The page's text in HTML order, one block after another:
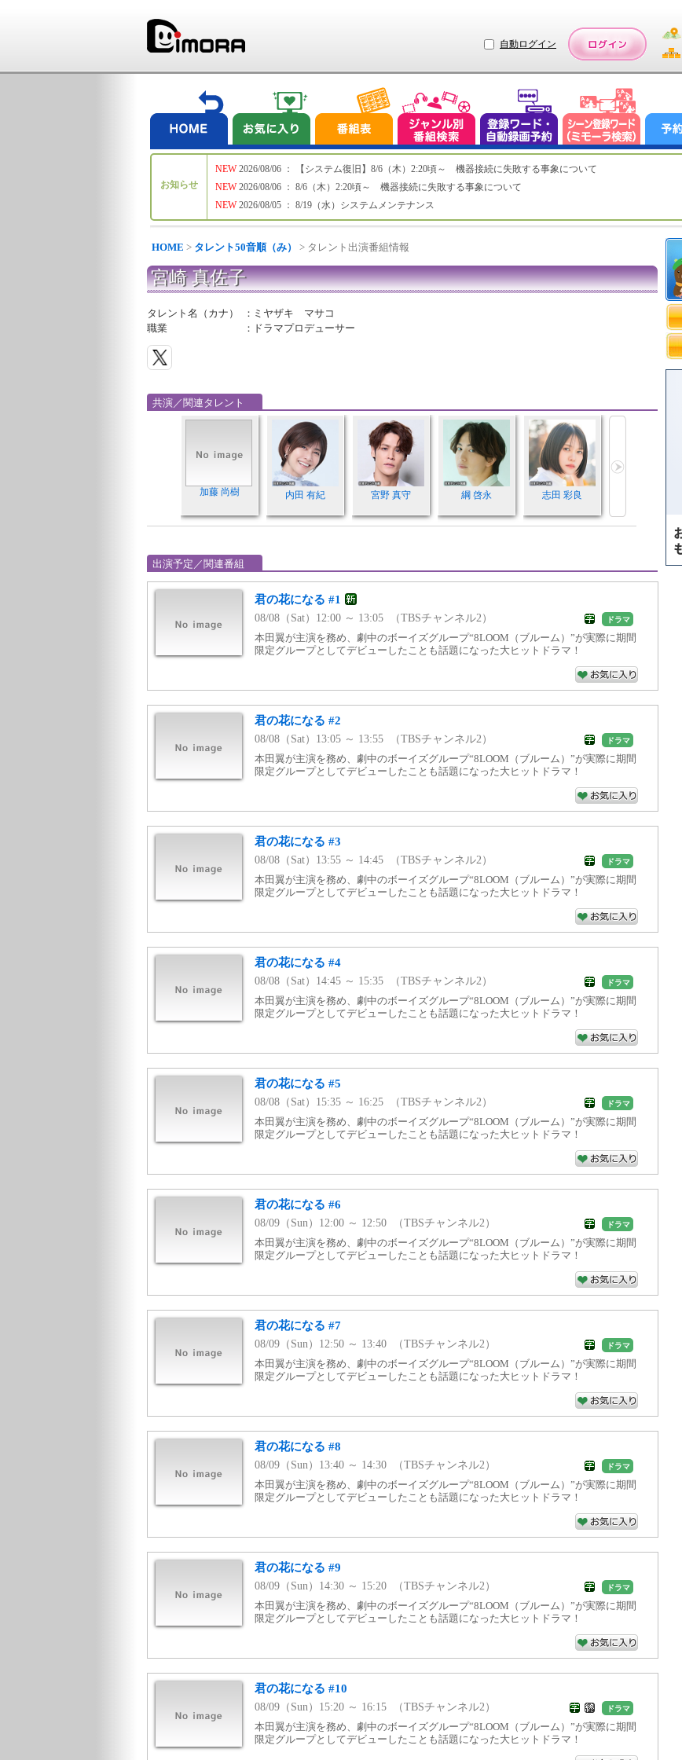
自動ログイン
お知らせ
NEW
NEW
NEW
2026/08/06 ： 【システム復旧】8/6（木）2:20頃～ 機器接続に失敗する事象について
2026/08/06 ： 8/6（木）2:20頃～ 機器接続に失敗する事象について
2026/08/05 ： 8/19（水）システムメンテナンス
HOME > タレント50音順（み） > タレント出演番組情報
宮崎 真佐子
タレント名（カナ） ： ミヤザキ マサコ
職業
： ドラマプロデューサー
共演／関連タレント
加藤 尚樹 内田 有紀 宮野 真守 綱 啓永 志田 彩良
出演予定／関連番組
君の花になる #1
08/08（Sat）12:00 ～ 13:05 （TBSチャンネル2） ドラマ
本田翼が主演を務め、劇中のボーイズグループ“8LOOM（ブルーム）”が実際に期間
限定グループとしてデビューしたことも話題になった大ヒットドラマ！
君の花になる #2
08/08（Sat）13:05 ～ 13:55 （TBSチャンネル2） ドラマ
本田翼が主演を務め、劇中のボーイズグループ“8LOOM（ブルーム）”が実際に期間
限定グループとしてデビューしたことも話題になった大ヒットドラマ！
君の花になる #3
08/08（Sat）13:55 ～ 14:45 （TBSチャンネル2） ドラマ
本田翼が主演を務め、劇中のボーイズグループ“8LOOM（ブルーム）”が実際に期間
限定グループとしてデビューしたことも話題になった大ヒットドラマ！
君の花になる #4
08/08（Sat）14:45 ～ 15:35 （TBSチャンネル2） ドラマ
本田翼が主演を務め、劇中のボーイズグループ“8LOOM（ブルーム）”が実際に期間
限定グループとしてデビューしたことも話題になった大ヒットドラマ！
君の花になる #5
08/08（Sat）15:35 ～ 16:25 （TBSチャンネル2） ドラマ
本田翼が主演を務め、劇中のボーイズグループ“8LOOM（ブルーム）”が実際に期間
限定グループとしてデビューしたことも話題になった大ヒットドラマ！
君の花になる #6
08/09（Sun）12:00 ～ 12:50 （TBSチャンネル2） ドラマ
本田翼が主演を務め、劇中のボーイズグループ“8LOOM（ブルーム）”が実際に期間
限定グループとしてデビューしたことも話題になった大ヒットドラマ！
君の花になる #7
08/09（Sun）12:50 ～ 13:40 （TBSチャンネル2） ドラマ
本田翼が主演を務め、劇中のボーイズグループ“8LOOM（ブルーム）”が実際に期間
限定グループとしてデビューしたことも話題になった大ヒットドラマ！
君の花になる #8
08/09（Sun）13:40 ～ 14:30 （TBSチャンネル2） ドラマ
本田翼が主演を務め、劇中のボーイズグループ“8LOOM（ブルーム）”が実際に期間
限定グループとしてデビューしたことも話題になった大ヒットドラマ！
君の花になる #9
08/09（Sun）14:30 ～ 15:20 （TBSチャンネル2） ドラマ
本田翼が主演を務め、劇中のボーイズグループ“8LOOM（ブルーム）”が実際に期間
限定グループとしてデビューしたことも話題になった大ヒットドラマ！
君の花になる #10
08/09（Sun）15:20 ～ 16:15 （TBSチャンネル2） ドラマ
本田翼が主演を務め、劇中のボーイズグループ“8LOOM（ブルーム）”が実際に期間
限定グループとしてデビューしたことも話題になった大ヒットドラマ！